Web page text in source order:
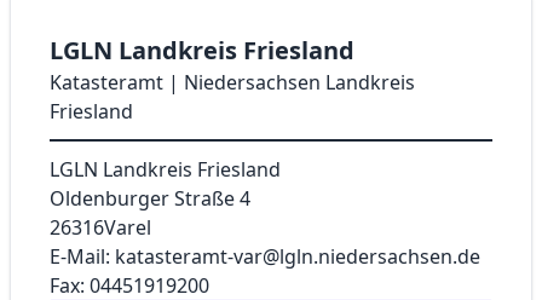
LGLN Landkreis Friesland
Katasteramt | Niedersachsen Landkreis
Friesland
LGLN Landkreis Friesland
Oldenburger Straße 4
26316Varel
E-Mail: katasteramt-var@lgln.niedersachsen.de
Fax: 04451919200